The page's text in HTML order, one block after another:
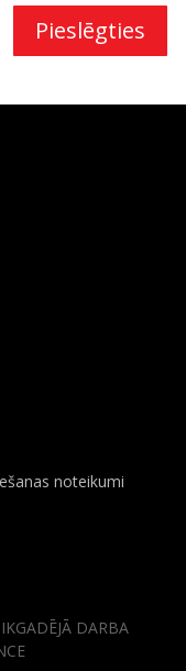
Pieslēgties
noteikumi
DARBA